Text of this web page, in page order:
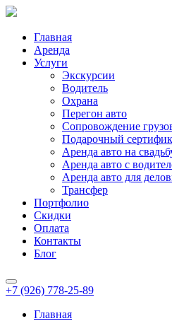
Главная
Аренда
Услуги
Экскурсии
Водитель
Охрана
Перегон авто
Сопровождение
Подарочный
Аренда авто на
Аренда авто с
Аренда авто для
Трансфер
Портфолио
Скидки
Оплата
Контакты
Блог
+7 (926) 778-25-89
Главная